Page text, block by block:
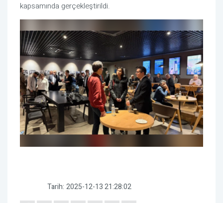
kapsamında gerçekleştirildi.
Tarih: 2025-12-13 21:28:02